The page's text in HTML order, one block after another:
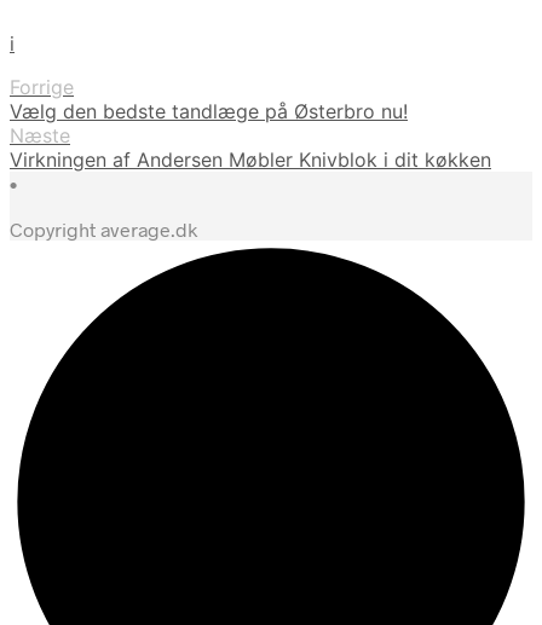
i
Forrige
Vælg den bedste tandlæge på Østerbro nu!
Næste
Virkningen af Andersen Møbler Knivblok i dit køkken
•
Copyright average.dk